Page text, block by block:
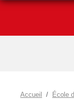
Accueil École